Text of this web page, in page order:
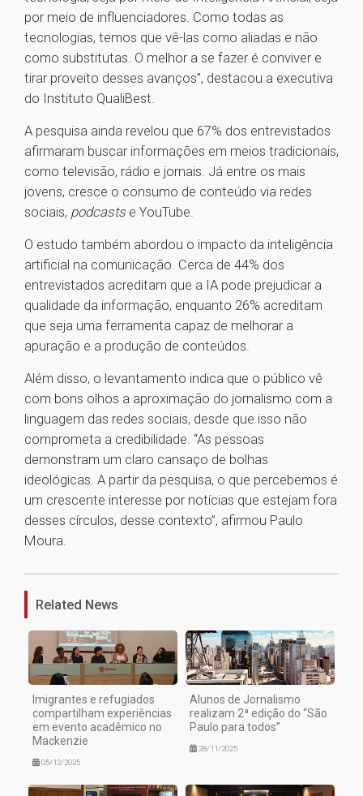
por meio de influenciadores. Como todas as
tecnologias, temos que vê-las como aliadas e não
como substitutas. O melhor a se fazer é conviver e
tirar proveito desses avanços”, destacou a executiva
do Instituto QualiBest.
A pesquisa ainda revelou que 67% dos entrevistados
afirmaram buscar informações em meios tradicionais,
como televisão, rádio e jornais. Já entre os mais
jovens, cresce o consumo de conteúdo via redes
sociais, podcasts e YouTube.
O estudo também abordou o impacto da inteligência
artificial na comunicação. Cerca de 44% dos
entrevistados acreditam que a IA pode prejudicar a
qualidade da informação, enquanto 26% acreditam
que seja uma ferramenta capaz de melhorar a
apuração e a produção de conteúdos.
Além disso, o levantamento indica que o público vê
com bons olhos a aproximação do jornalismo com a
linguagem das redes sociais, desde que isso não
comprometa a credibilidade. “As pessoas
demonstram um claro cansaço de bolhas
ideológicas. A partir da pesquisa, o que percebemos é
um crescente interesse por notícias que estejam fora
desses círculos, desse contexto”, afirmou Paulo
Moura.
Related News
Imigrantes e refugiados
compartilham experiências
em evento acadêmico no
Mackenzie
05/12/2025
Alunos de Jornalismo
realizam 2ª edição do “São
Paulo para todos”
28/11/2025